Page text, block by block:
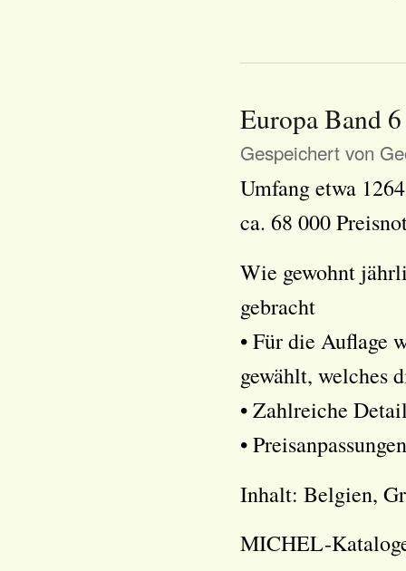
Europa Band
Gespeichert von
Umfang etwa
ca. 68 000
Wie gewohnt
gebracht
• Für die Auflage
gewählt, welches
• Zahlreiche
•
Inhalt: Belgien,
MICHEL-